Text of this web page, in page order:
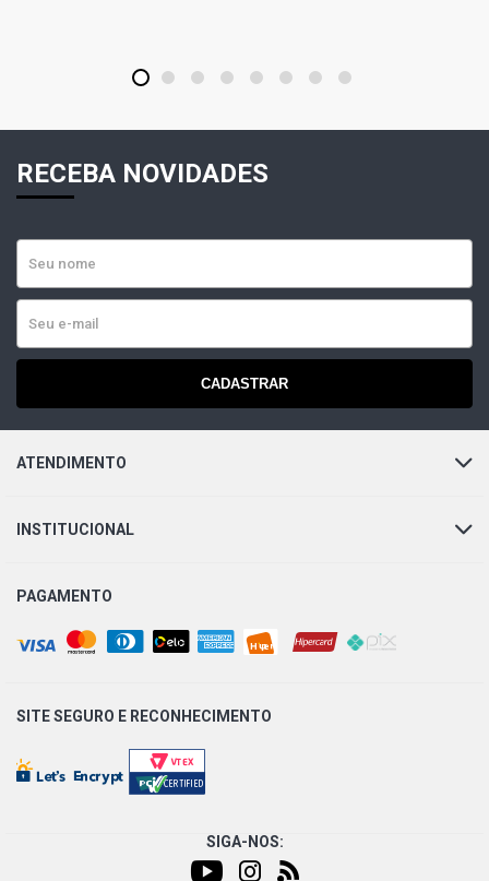
1 2 3 4 5 6 7 8
RECEBA NOVIDADES
CADASTRAR
ATENDIMENTO
INSTITUCIONAL
PAGAMENTO
SITE SEGURO E RECONHECIMENTO
SIGA-NOS: